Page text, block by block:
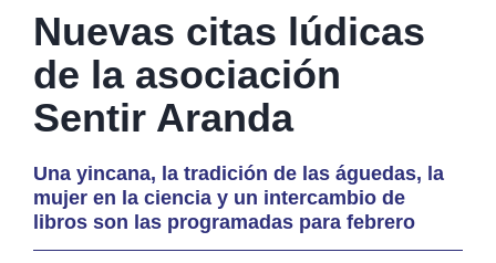
Nuevas citas lúdicas
de la asociación
Sentir Aranda
Una yincana, la tradición de las águedas, la
mujer en la ciencia y un intercambio de
libros son las programadas para febrero